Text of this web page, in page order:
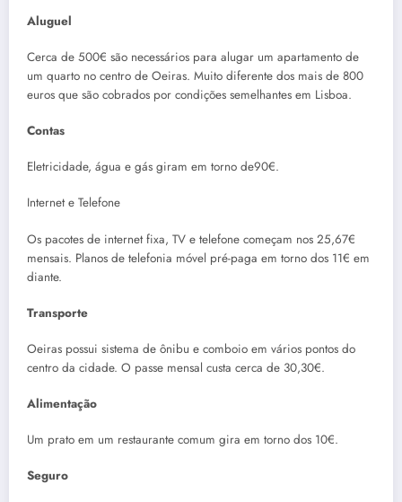
Aluguel
Cerca de 500€ são necessários para alugar um apartamento de
um quarto no centro de Oeiras. Muito diferente dos mais de 800
euros que são cobrados por condições semelhantes em Lisboa.
Contas
Eletricidade, água e gás giram em torno de90€.
Internet e Telefone
Os pacotes de internet fixa, TV e telefone começam nos 25,67€
mensais. Planos de telefonia móvel pré-paga em torno dos 11€ em
diante.
Transporte
Oeiras possui sistema de ônibu e comboio em vários pontos do
centro da cidade. O passe mensal custa cerca de 30,30€.
Alimentação
Um prato em um restaurante comum gira em torno dos 10€.
Seguro